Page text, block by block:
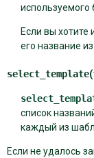
используемого
Если вы хотите
его название из
select_template(
список
каждый из
Если не удалось